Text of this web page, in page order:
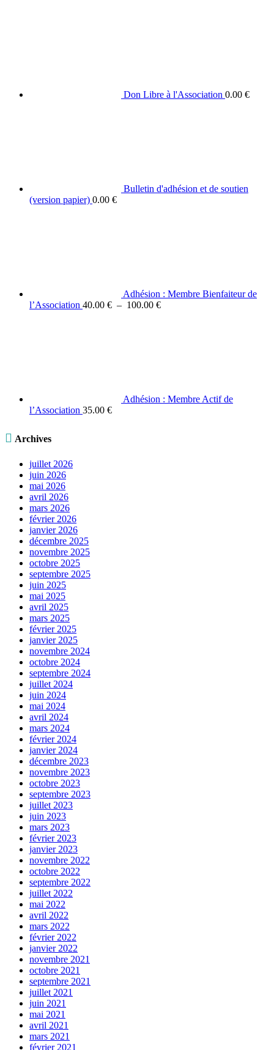
Don Libre à l'Association 0.00 €
Bulletin d'adhésion et de soutien
(version papier) 0.00 €
Adhésion : Membre Bienfaiteur de
l’Association 40.00 € – 100.00 €Plage
Adhésion : Membre Actif de
l’Association 35.00 €
 Archives
juillet 2026
juin 2026
mai 2026
avril 2026
mars 2026
février 2026
janvier 2026
décembre 2025
novembre 2025
octobre 2025
septembre 2025
juin 2025
mai 2025
avril 2025
mars 2025
février 2025
janvier 2025
novembre 2024
octobre 2024
septembre 2024
juillet 2024
juin 2024
mai 2024
avril 2024
mars 2024
février 2024
janvier 2024
décembre 2023
novembre 2023
octobre 2023
septembre 2023
juillet 2023
juin 2023
mars 2023
février 2023
janvier 2023
novembre 2022
octobre 2022
septembre 2022
juillet 2022
mai 2022
avril 2022
mars 2022
février 2022
janvier 2022
novembre 2021
octobre 2021
septembre 2021
juillet 2021
juin 2021
mai 2021
avril 2021
mars 2021
février 2021